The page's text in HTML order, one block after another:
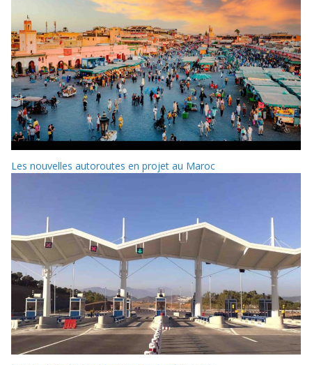
Les nouvelles autoroutes en projet au Maroc